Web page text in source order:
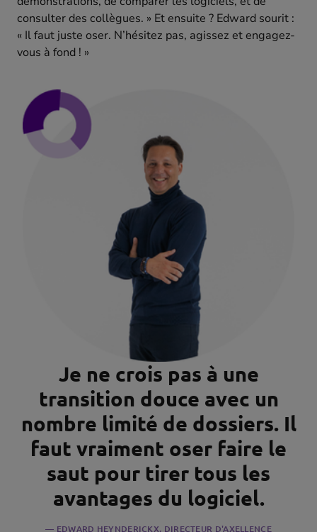
consulter des collègues. » Et ensuite ? Edward sourit :
« Il faut juste oser. N’hésitez pas, agissez et engagez-
vous à fond ! »
Je ne crois pas à une
transition douce avec un
nombre limité de dossiers. Il
faut vraiment oser faire le
saut pour tirer tous les
avantages du logiciel.
EDWARD HEYNDERICKX, DIRECTEUR D'AXELLENCE